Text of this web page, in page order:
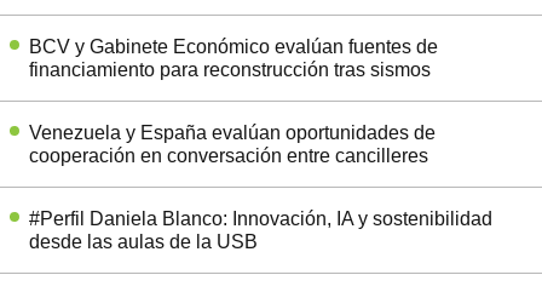
BCV y Gabinete Económico evalúan fuentes de
financiamiento para reconstrucción tras sismos
Venezuela y España evalúan oportunidades de
cooperación en conversación entre cancilleres
#Perfil Daniela Blanco: Innovación, IA y sostenibilidad
desde las aulas de la USB